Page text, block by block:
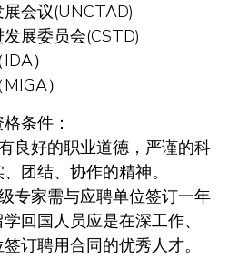
会议(UNCTAD)
展委员会(CSTD)
）
）
条件：
良好的职业道德，严谨的科
团结、协作的精神。
专家需与应聘单位签订一年
回国人员应是在深工作、
订聘用合同的优秀人才。